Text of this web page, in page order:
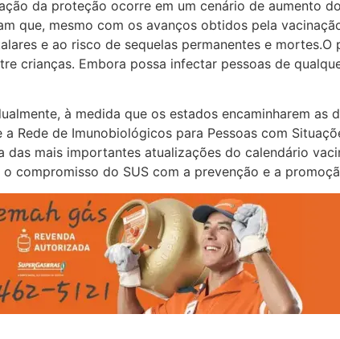
da proteção ocorre em um cenário de aumento
que, mesmo com os avanços obtidos pela
e ao risco de sequelas permanentes e
crianças. Embora possa infectar pessoas de
à medida que os estados encaminharem as
Rede de Imunobiológicos para Pessoas com
mais importantes atualizações do calendário
compromisso do SUS com a prevenção e a